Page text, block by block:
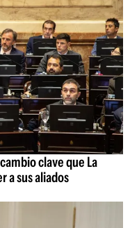
clave que La
a sus aliados